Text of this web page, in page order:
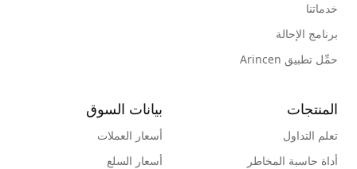
خدماتنا
برنامج الإحالة
حمِّل تطبيق Arincen
المنتجات
تعلم التداول
أداة حاسبة المخاطر
بيانات السوق
أسعار العملات
أسعار السلع